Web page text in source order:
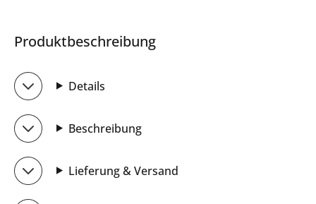
Produktbeschreibung
Details
Beschreibung
Lieferung & Versand